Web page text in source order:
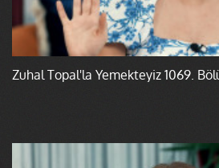
Zuhal Topal'la Yemekteyiz 1069.